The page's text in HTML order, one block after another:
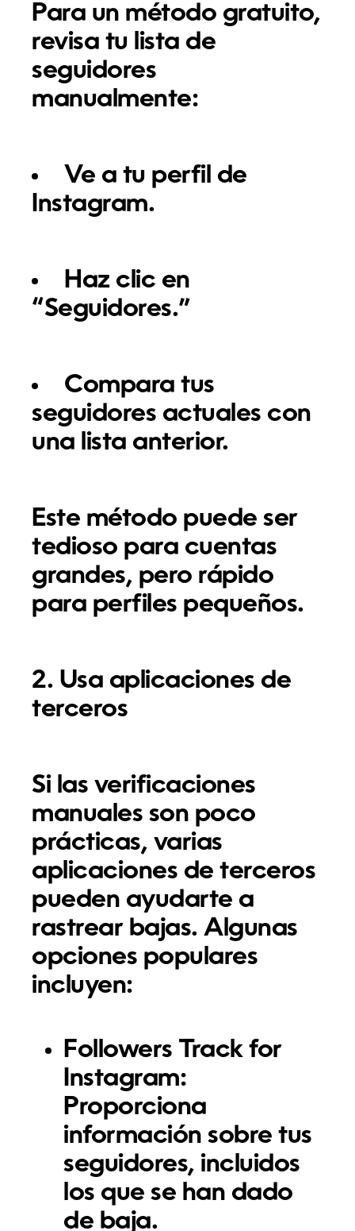
Para un método gratuito,
revisa tu lista de
seguidores
manualmente:
Ve a tu perfil de
Instagram.
Haz clic en
“Seguidores.”
Compara tus
seguidores actuales con
una lista anterior.
Este método puede ser
tedioso para cuentas
grandes, pero rápido
para perfiles pequeños.
2. Usa aplicaciones de
terceros
Si las verificaciones
manuales son poco
prácticas, varias
aplicaciones de terceros
pueden ayudarte a
rastrear bajas. Algunas
opciones populares
incluyen:
Followers Track for
Instagram:
Proporciona
información sobre tus
seguidores, incluidos
los que se han dado
de baja.